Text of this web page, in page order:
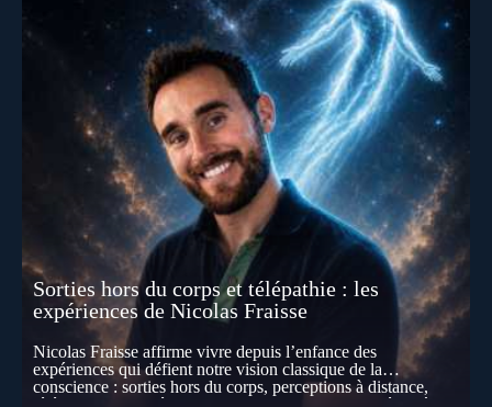
Sorties hors du corps et télépathie : les
expériences de Nicolas Fraisse
Nicolas Fraisse affirme vivre depuis l’enfance des
expériences qui défient notre vision classique de la
conscience : sorties hors du corps, perceptions à distance,